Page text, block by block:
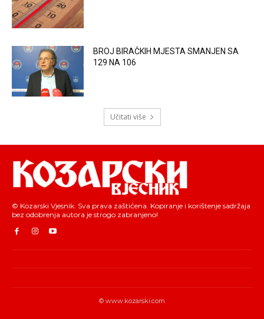
BROJ BIRAČKIH MJESTA SMANJEN SA
129 NA 106
Učitati više
© Kozarski Vjesnik. Sva prava zaštićena. Kopiranje i korištenje sadržaja
bez odobrenja autora je strogo zabranjeno!
© www.kozarski.com